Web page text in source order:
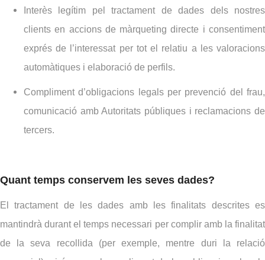
Interès legítim pel tractament de dades dels nostres
clients en accions de màrqueting directe i consentiment
exprés de l’interessat per tot el relatiu a les valoracions
automàtiques i elaboració de perfils.
Compliment d’obligacions legals per prevenció del frau,
comunicació amb Autoritats públiques i reclamacions de
tercers.
Quant temps conservem les seves dades?
El tractament de les dades amb les finalitats descrites es
mantindrà durant el temps necessari per complir amb la finalitat
de la seva recollida (per exemple, mentre duri la relació